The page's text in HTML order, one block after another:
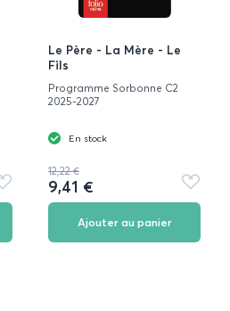
Ajouter
aux
Le Père - La Mère - Le
Fils
Programme Sorbonne C2
2025-2027
En stock
12,22 €
9,41 €
Ajouter
aux
Ajouter au panier